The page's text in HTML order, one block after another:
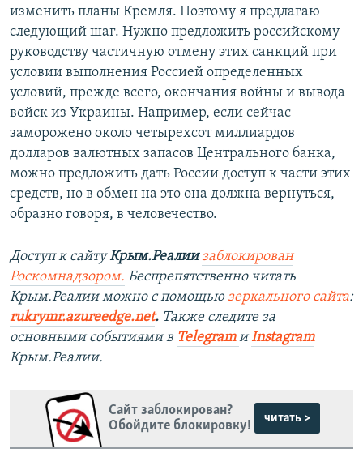
изменить планы Кремля. Поэтому я предлагаю
следующий шаг. Нужно предложить российскому
руководству частичную отмену этих санкций при
условии выполнения Россией определенных
условий, прежде всего, окончания войны и вывода
войск из Украины. Например, если сейчас
заморожено около четырехсот миллиардов
долларов валютных запасов Центрального банка,
можно предложить дать России доступ к части этих
средств, но в обмен на это она должна вернуться,
образно говоря, в человечество.
Доступ к сайтуКрым.Реалии заблокирован
Роскомнадзором. Беспрепятственно читать
Крым.Реалии можно с помощью зеркального сайта:
rukrymr.azureedge.net. Также следите за
основными событиями в TelegramиInstagram
Крым.Реалии.
Сайт заблокирован?
Обойдите блокировку!
читать >